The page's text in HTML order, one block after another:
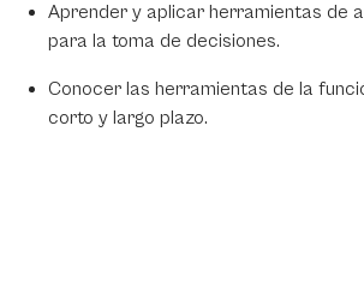
Aprender y aplicar herramientas de
para la toma de decisiones.
Conocer las herramientas de la
corto y largo plazo.